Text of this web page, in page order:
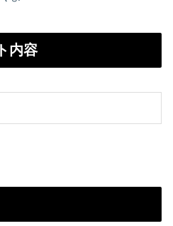
内容